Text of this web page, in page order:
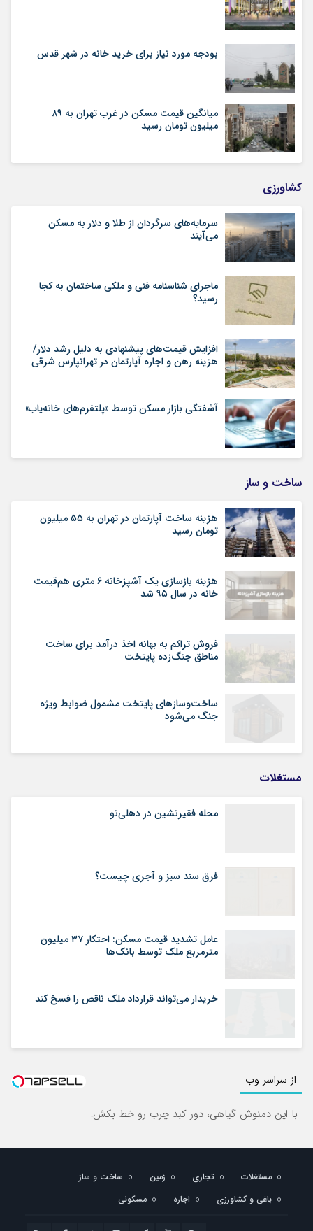
بودجه مورد نیاز برای خرید خانه در شهر قدس
میانگین قیمت مسکن در غرب تهران به ۸۹
میلیون تومان رسید
کشاورزی
سرمایه‌های سرگردان از طلا و دلار به مسکن
می‌آیند
ماجرای شناسنامه‌ فنی و ملکی ساختمان به کجا
رسید؟
افزایش قیمت‌های پیشنهادی به دلیل رشد دلار/
هزینه رهن و اجاره آپارتمان در تهرانپارس شرقی
آشفتگی بازار مسکن توسط «پلتفرم‌های خانه‌یاب»
ساخت و ساز
هزینه ساخت آپارتمان در تهران به ۵۵ میلیون
تومان رسید
هزینه بازسازی یک آشپزخانه ۶ متری هم‌قیمت
خانه در سال ۹۵ شد
فروش تراکم به بهانه اخذ درآمد برای ساخت
مناطق جنگ‌زده پایتخت
ساخت‌وسازهای پایتخت مشمول ضوابط ویژه
جنگ می‌شود
مستغلات
محله فقیرنشین در دهلی‏‌نو
فرق سند سبز و آجری چیست؟
عامل تشدید قیمت مسکن: احتکار ۳۷ میلیون
مترمربع ملک توسط بانک‌ها
خریدار می‌تواند قرارداد ملک ناقص را فسخ کند
از سراسر وب
با این دمنوش گیاهی، دور کبد چرب رو خط بکش!
مستغلات تجاری زمین
ساخت و ساز
باغی و کشاورزی
اجاره مسکونی